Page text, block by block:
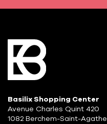
Basilix Shopping Center
Avenue Charles Quint 420
1082 Berchem-Saint-Agathe